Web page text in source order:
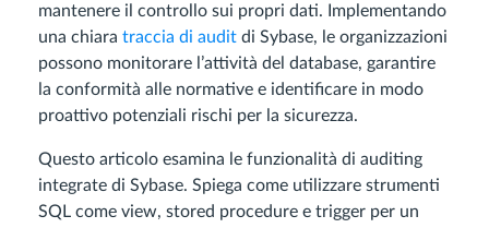
mantenere il controllo sui propri dati. Implementando
una chiara traccia di audit di Sybase, le organizzazioni
possono monitorare l’attività del database, garantire
la conformità alle normative e identificare in modo
proattivo potenziali rischi per la sicurezza.
Questo articolo esamina le funzionalità di auditing
integrate di Sybase. Spiega come utilizzare strumenti
SQL come view, stored procedure e trigger per un